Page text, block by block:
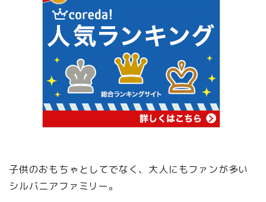
子供のおもちゃとしてでなく、大人にもファンが多い
シルバニアファミリー。